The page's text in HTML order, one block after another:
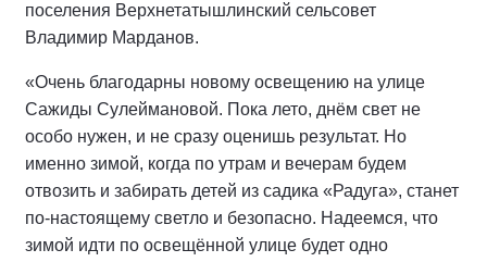
поселения Верхнетатышлинский сельсовет
Владимир Марданов.
«Очень благодарны новому освещению на улице
Сажиды Сулеймановой. Пока лето, днём свет не
особо нужен, и не сразу оценишь результат. Но
именно зимой, когда по утрам и вечерам будем
отвозить и забирать детей из садика «Радуга», станет
по-настоящему светло и безопасно. Надеемся, что
зимой идти по освещённой улице будет одно